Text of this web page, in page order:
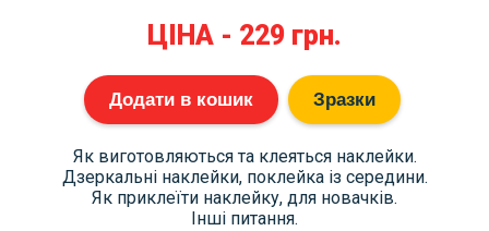
ЦІНА - 229 грн.
Додати в кошик Зразки
Як виготовляються та клеяться наклейки.
Дзеркальні наклейки, поклейка із середини.
Як приклеїти наклейку, для новачків.
Інші питання.